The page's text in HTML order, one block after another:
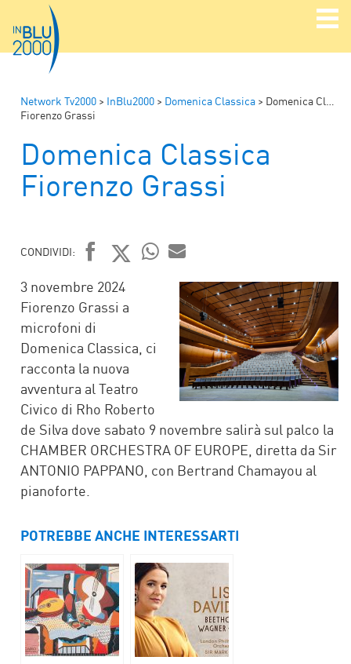
Network Tv2000 > InBlu2000 > Domenica Classica > Domenica Classica
Fiorenzo Grassi
Domenica Classica
Fiorenzo Grassi
CONDIVIDI:
FACEBOOK
TWITTER
WHATSAPP
MAIL
3 novembre 2024
Fiorenzo Grassi a
microfoni di
Domenica Classica, ci
racconta la nuova
avventura al Teatro
Civico di Rho Roberto
de Silva dove sabato 9 novembre salirà sul palco la
CHAMBER ORCHESTRA OF EUROPE, diretta da Sir
ANTONIO PAPPANO, con Bertrand Chamayou al
pianoforte.
POTREBBE ANCHE INTERESSARTI